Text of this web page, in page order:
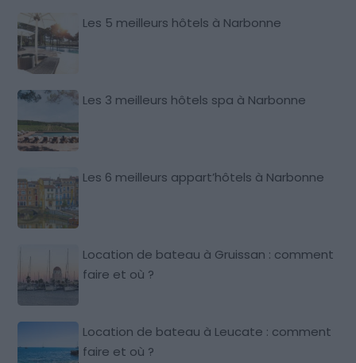
Les 5 meilleurs hôtels à Narbonne
Les 3 meilleurs hôtels spa à Narbonne
Les 6 meilleurs appart’hôtels à Narbonne
Location de bateau à Gruissan : comment
faire et où ?
Location de bateau à Leucate : comment
faire et où ?